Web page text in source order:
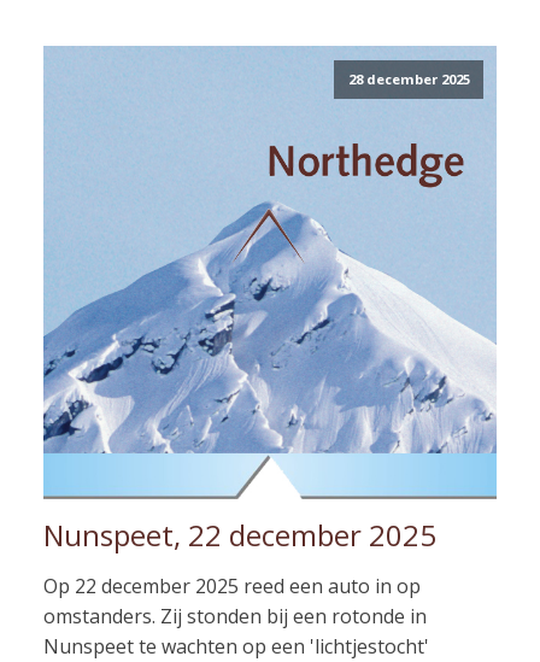
28 december 2025
Nunspeet, 22 december 2025
Op 22 december 2025 reed een auto in op
omstanders. Zij stonden bij een rotonde in
Nunspeet te wachten op een 'lichtjestocht'